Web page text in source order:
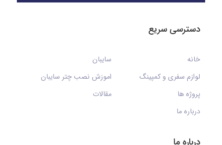
دسترسی سریع
خانه
سایبان
لوازم سفری و کمپینگ
اموزش نصب چتر سایبان
پروژه ها
مقالات
درباره ما
درباره ما